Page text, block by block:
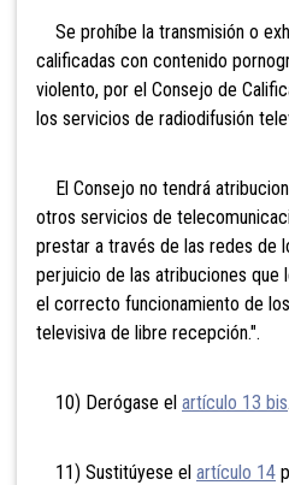
Se prohíbe la transmisión o
calificadas con contenido
violento, por el Consejo de
los servicios de radiodifusión
El Consejo no tendrá
otros servicios de
prestar a través de las redes de
perjuicio de las atribuciones que
el correcto funcionamiento de
televisiva de libre recepción.".
10) Derógase el artículo 13 bis
11) Sustitúyese el artículo 14